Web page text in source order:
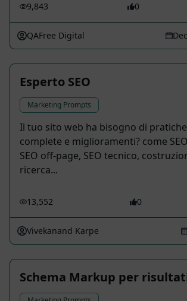
9,843 0
QAFree Digital
Esperto SEO
Marketing Prompts
Il tuo sito web ha bisogno di
complete e miglioramenti? come
SEO off-page, SEO tecnico,
ricerca...
13,552 0
Vivekanand Karpe
Schema Markup per